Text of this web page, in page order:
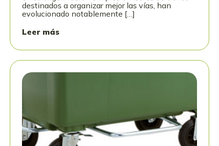
destinados a organizar mejor las vías, han
evolucionado notablemente […]
Leer más